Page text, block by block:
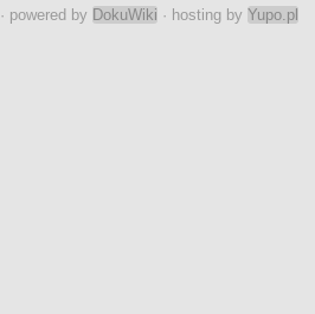
· powered by DokuWiki · hosting by Yupo.pl